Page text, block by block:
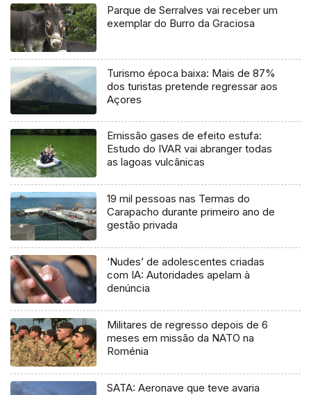
Parque de Serralves vai receber um
exemplar do Burro da Graciosa
Turismo época baixa: Mais de 87%
dos turistas pretende regressar aos
Açores
Emissão gases de efeito estufa:
Estudo do IVAR vai abranger todas
as lagoas vulcânicas
19 mil pessoas nas Termas do
Carapacho durante primeiro ano de
gestão privada
‘Nudes’ de adolescentes criadas
com IA: Autoridades apelam à
denúncia
Militares de regresso depois de 6
meses em missão da NATO na
Roménia
SATA: Aeronave que teve avaria